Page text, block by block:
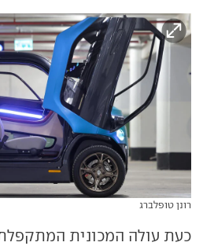
רונן טופלברג
כעת עולה המכונית